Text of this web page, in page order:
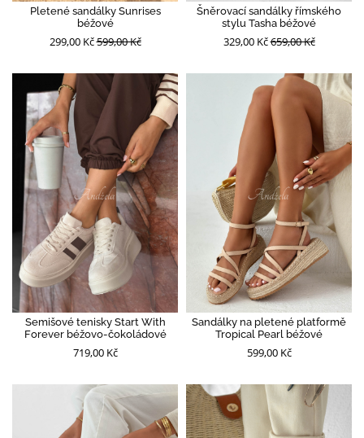
Pletené sandálky Sunrises
béžové
299,00 Kč599,00 Kč
Šněrovací sandálky římského
stylu Tasha béžové
329,00 Kč659,00 Kč
Semišové tenisky Start With
Forever béžovo-čokoládové
719,00 Kč
Sandálky na pletené platformě
Tropical Pearl béžové
599,00 Kč